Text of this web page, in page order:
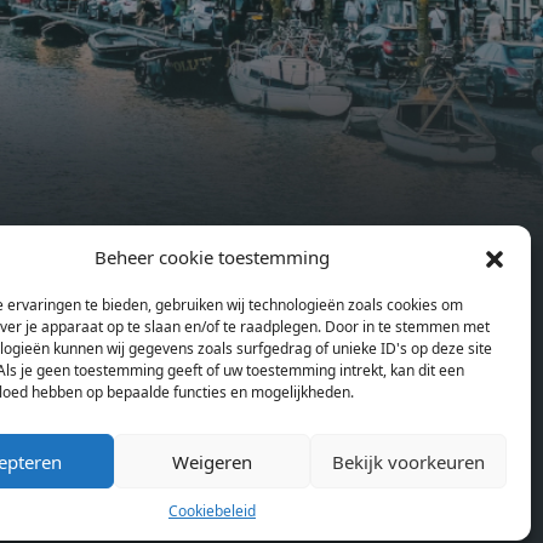
Beheer cookie toestemming
ervaringen te bieden, gebruiken wij technologieën zoals cookies om
je apparaat op te slaan en/of te raadplegen. Door in te stemmen met
kunnen wij gegevens zoals surfgedrag of unieke ID's op deze site
je geen toestemming geeft of uw toestemming intrekt, kan dit een
hebben op bepaalde functies en mogelijkheden.
Weigeren Bekijk voorkeuren
Cookiebeleid
and
features an efficient and functional
open floor plan, a unique custom
kitchen, a bathroom and fitted
wardrobes. High-grade finishes
floor-to-ceiling windows with
layered treatments.Notice:
final, and should be used for
informative purpose only. They are
not contractual or binding. Energy
pass This building is not subject to
EnEV. - Flatscreen TV - Hairdryer -
Heating - Towels and sheets - Iron -
Hygiene utensils - Washing machine
- Oven - Microwave - Refrigerator -
Pagina’s
Home
Blog
Over ons
Cookiebeleid (EU)